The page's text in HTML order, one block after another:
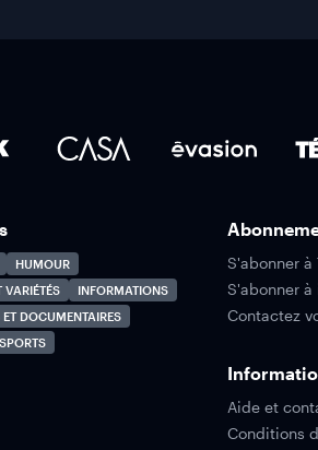
HUMOUR
VARIÉTÉS
INFORMATIONS
DOCUMENTAIRES
SPORTS
S'abonner à
S'abonner à
Contactez
Aide et
Conditions